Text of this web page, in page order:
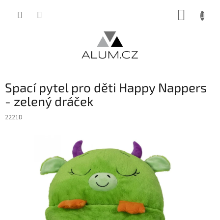
Spací pytel pro děti Happy Nappers
- zelený dráček
2221D